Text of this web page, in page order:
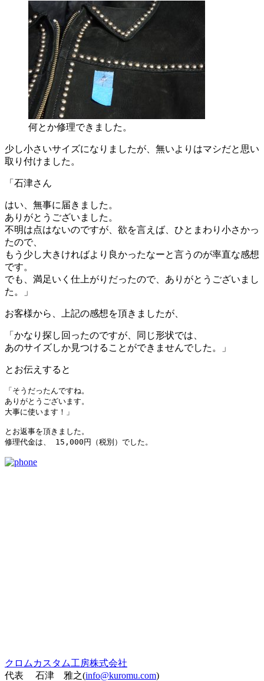
何とか修理できました。
少し小さいサイズになりましたが、無いよりはマシだと思い
取り付けました。
「石津さん
はい、無事に届きました。
ありがとうございました。
不明は点はないのですが、欲を言えば、ひとまわり小さかっ
たので、
もう少し大きければより良かったなーと言うのが率直な感想
です。
でも、満足いく仕上がりだったので、ありがとうございまし
た。」
お客様から、上記の感想を頂きましたが、
「かなり探し回ったのですが、同じ形状では、
あのサイズしか見つけることができませんでした。」
とお伝えすると
「そうだったんですね。
ありがとうございます。
大事に使います！」
とお返事を頂きました。
クロムカスタム工房株式会社
代表 石津 雅之(info@kuromu.com)